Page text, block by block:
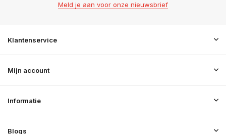
Meld je aan voor onze nieuwsbrief
Klantenservice
Mijn account
Informatie
Blogs